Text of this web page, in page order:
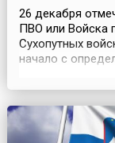
26 декабря
ПВО или Войска
Сухопутных
начало с
сил, в свою
видов
авиации дало
неё. Им...